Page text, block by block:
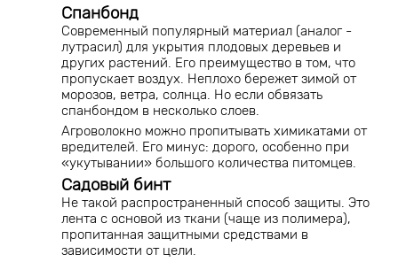
Спанбонд
Современный популярный материал (аналог -
лутрасил) для укрытия плодовых деревьев и
других растений. Его преимущество в том, что
пропускает воздух. Неплохо бережет зимой от
морозов, ветра, солнца. Но если обвязать
спанбондом в несколько слоев.
Агроволокно можно пропитывать химикатами от
вредителей. Его минус: дорого, особенно при
«укутывании» большого количества питомцев.
Садовый бинт
Не такой распространенный способ защиты. Это
лента с основой из ткани (чаще из полимера),
пропитанная защитными средствами в
зависимости от цели.